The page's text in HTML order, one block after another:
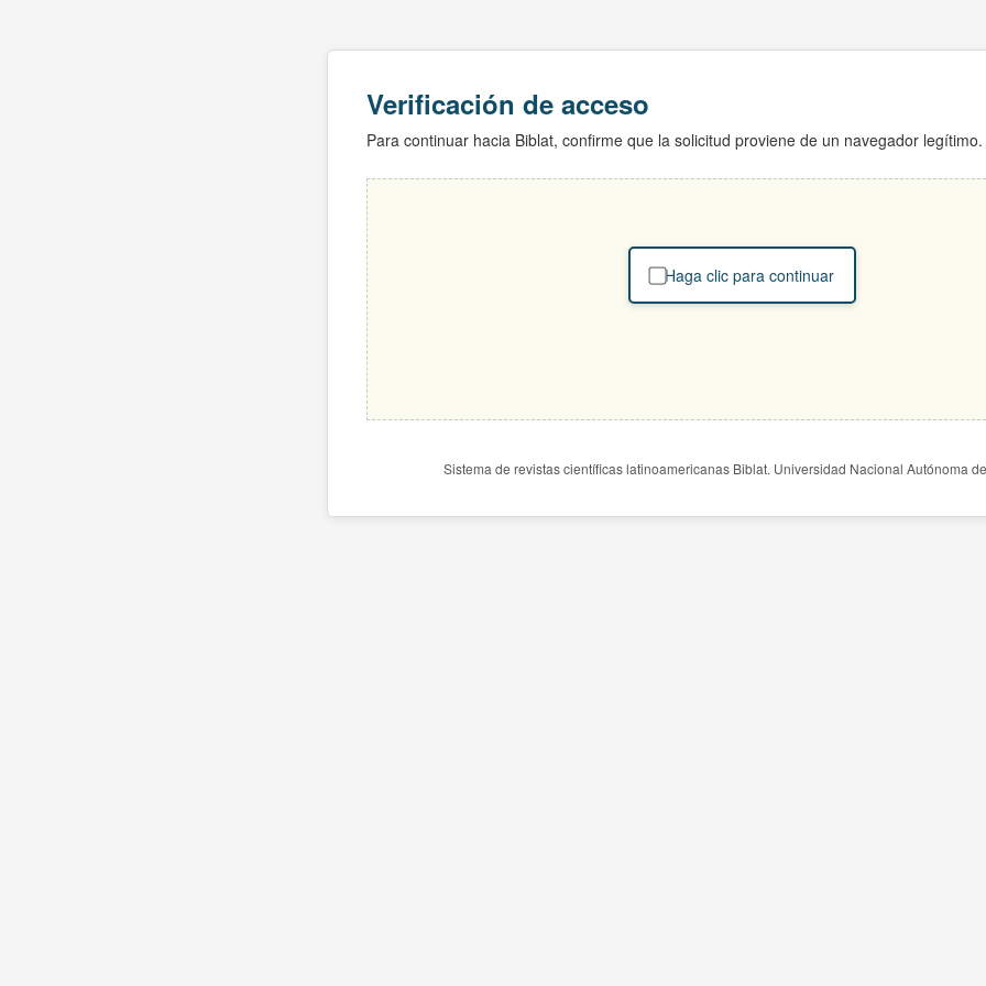
Verificación de acceso
Para continuar hacia Biblat, confirme que la solicitud proviene de un navegador legítimo.
Haga clic para continuar
Sistema de revistas científicas latinoamericanas Biblat. Universidad Nacional Autónoma